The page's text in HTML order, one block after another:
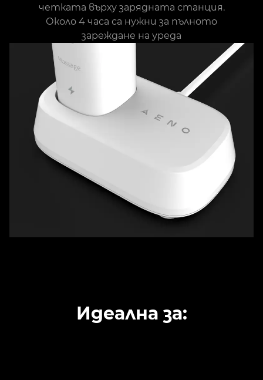
четката върху зарядната станция.
Около 4 часа са нужни за пълното
зареждане на уреда
Идеална за: